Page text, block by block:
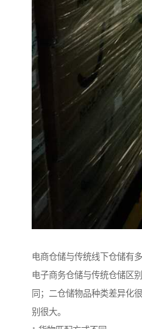
电商仓储与传统线下仓储有
电子商务仓储与传统仓储区
同；二仓储物品种类差异化
别很大。